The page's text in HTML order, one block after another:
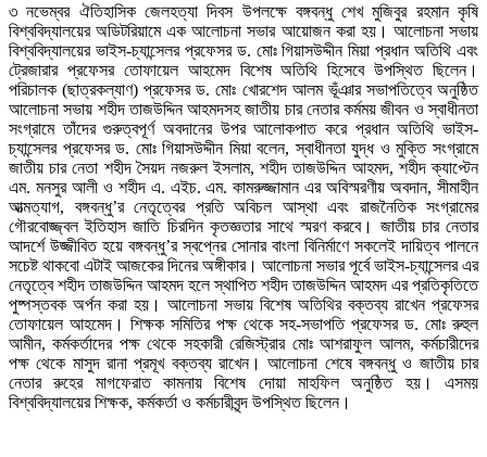
৩ নভেম্বর ঐতিহাসিক জেলহত্যা দিবস উপলক্ষে বঙ্গবন্ধু শেখ মুজিবুর রহমান কৃষি
বিশ্ববিদ্যালয়ের অডিটরিয়ামে এক আলোচনা সভার আয়োজন করা হয়। আলোচনা সভায়
বিশ্ববিদ্যালয়ের ভাইস-চ্যান্সেলর প্রফেসর ড. মোঃ গিয়াসউদ্দীন মিয়া প্রধান অতিথি এবং
ট্রেজারার প্রফেসর তোফায়েল আহমেদ বিশেষ অতিথি হিসেবে উপস্থিত ছিলেন।
পরিচালক (ছাত্রকল্যাণ) প্রফেসর ড. মোঃ খোরশেদ আলম ভূঁঞার সভাপতিত্বে অনুষ্ঠিত
আলোচনা সভায় শহীদ তাজউদ্দিন আহমদসহ জাতীয় চার নেতার কর্মময় জীবন ও স্বাধীনতা
সংগ্রামে তাঁদের গুরুত্বপূর্ণ অবদানের উপর আলোকপাত করে প্রধান অতিথি ভাইস-
চ্যান্সেলর প্রফেসর ড. মোঃ গিয়াসউদ্দীন মিয়া বলেন, স্বাধীনতা যুদ্ধ ও মুক্তি সংগ্রামে
জাতীয় চার নেতা শহীদ সৈয়দ নজরুল ইসলাম, শহীদ তাজউদ্দিন আহমদ, শহীদ ক্যাপ্টেন
এম. মনসুর আলী ও শহীদ এ. এইচ. এম. কামরুজ্জামান এর অবিস্মরণীয় অবদান, সীমাহীন
আত্মত্যাগ, বঙ্গবন্ধু’র নেতৃত্বের প্রতি অবিচল আস্থা এবং রাজনৈতিক সংগ্রামের
গৌরবোজ্জ্বল ইতিহাস জাতি চিরদিন কৃতজ্ঞতার সাথে স্মরণ করবে। জাতীয় চার নেতার
আদর্শে উজ্জীবিত হয়ে বঙ্গবন্ধু’র স্বপ্নের সোনার বাংলা বিনির্মাণে সকলেই দায়িত্ব পালনে
সচেষ্ট থাকবো এটাই আজকের দিনের অঙ্গীকার। আলোচনা সভার পূর্বে ভাইস-চ্যান্সেলর এর
নেতৃত্বে শহীদ তাজউদ্দিন আহমদ হলে স্থাপিত শহীদ তাজউদ্দিন আহমদ এর প্রতিকৃতিতে
পুষ্পস্তবক অর্পন করা হয়। আলোচনা সভায় বিশেষ অতিথির বক্তব্য রাখেন প্রফেসর
তোফায়েল আহমেদ। শিক্ষক সমিতির পক্ষ থেকে সহ-সভাপতি প্রফেসর ড. মোঃ রুহুল
আমীন, কর্মকর্তাদের পক্ষ থেকে সহকারী রেজিস্ট্রার মোঃ আশরাফুল আলম, কর্মচারীদের
পক্ষ থেকে মাসুদ রানা প্রমূখ বক্তব্য রাখেন। আলোচনা শেষে বঙ্গবন্ধু ও জাতীয় চার
নেতার রুহের মাগফেরাত কামনায় বিশেষ দোয়া মাহফিল অনুষ্ঠিত হয়। এসময়
বিশ্ববিদ্যালয়ের শিক্ষক, কর্মকর্তা ও কর্মচারীবৃন্দ উপস্থিত ছিলেন।